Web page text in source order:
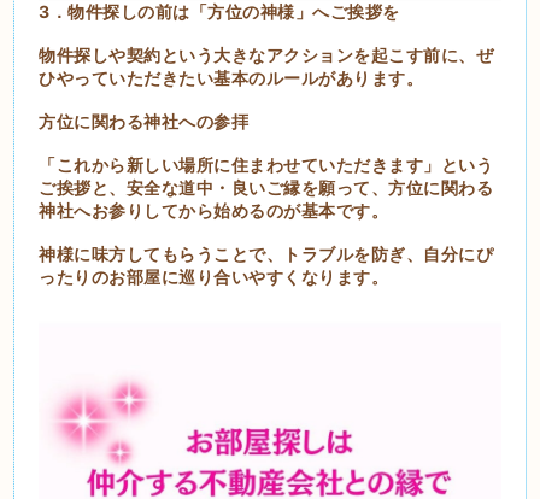
3．物件探しの前は「方位の神様」へご挨拶を
物件探しや契約という大きなアクションを起こす前に、ぜ
ひやっていただきたい基本のルールがあります。
方位に関わる神社への参拝
「これから新しい場所に住まわせていただきます」という
ご挨拶と、安全な道中・良いご縁を願って、方位に関わる
神社へお参りしてから始めるのが基本です。
神様に味方してもらうことで、トラブルを防ぎ、自分にぴ
ったりのお部屋に巡り合いやすくなります。